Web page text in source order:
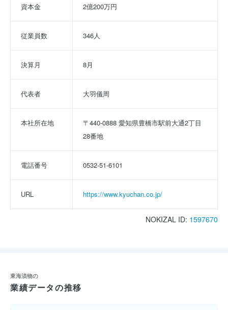
資本金 2億200万円
従業員数 346人
決算月 8月
代表者 大羽儀周
本社所在地
〒440-0888 愛知県豊橋市駅前大通2丁目
28番地
電話番号 0532-51-6101
URL https://www.kyuchan.co.jp/
NOKIZAL ID: 1597670
東海漬物の
業績データの推移